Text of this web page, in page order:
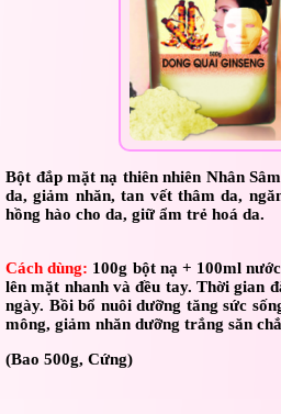
Bột đắp mặt nạ thiên nhiên Nhân
da, giảm nhăn, tan vết thâm da,
hồng hào cho da, giữ ẩm trẻ hoá da.
Cách dùng: 100g bột nạ + 100ml
lên mặt nhanh và đều tay. Thời gian
ngày. Bồi bổ nuôi dưỡng tăng sức
mông, giảm nhăn dưỡng trắng săn
(Bao 500g, Cứng)